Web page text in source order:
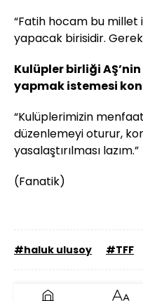
“Fatih hocam bu millet
yapacak birisidir.
Kulüpler birliği
yapmak istemesi
“Kulüplerimizin
düzenlemeyi oturur,
yasalaştırılması lazım.”
(Fanatik)
#haluk ulusoy #TFF